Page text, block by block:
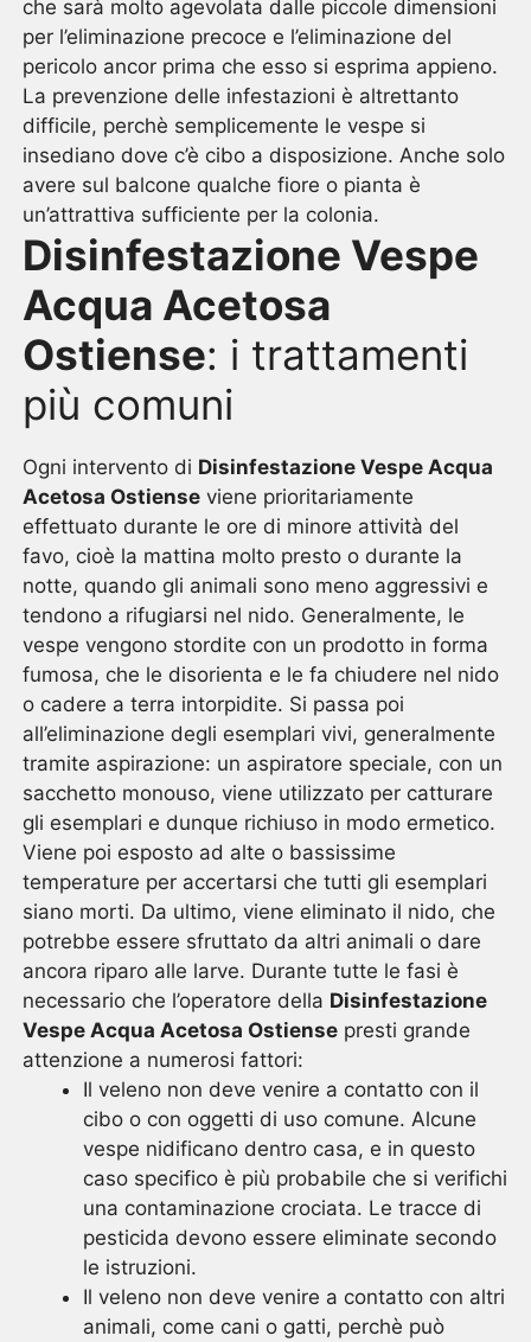
che sarà molto agevolata dalle piccole dimensioni
per l’eliminazione precoce e l’eliminazione del
pericolo ancor prima che esso si esprima appieno.
La prevenzione delle infestazioni è altrettanto
difficile, perchè semplicemente le vespe si
insediano dove c’è cibo a disposizione. Anche solo
avere sul balcone qualche fiore o pianta è
un’attrattiva sufficiente per la colonia.
Disinfestazione Vespe
Acqua Acetosa
Ostiense: i trattamenti
più comuni
Ogni intervento di Disinfestazione Vespe Acqua
Acetosa Ostiense viene prioritariamente
effettuato durante le ore di minore attività del
favo, cioè la mattina molto presto o durante la
notte, quando gli animali sono meno aggressivi e
tendono a rifugiarsi nel nido. Generalmente, le
vespe vengono stordite con un prodotto in forma
fumosa, che le disorienta e le fa chiudere nel nido
o cadere a terra intorpidite. Si passa poi
all’eliminazione degli esemplari vivi, generalmente
tramite aspirazione: un aspiratore speciale, con un
sacchetto monouso, viene utilizzato per catturare
gli esemplari e dunque richiuso in modo ermetico.
Viene poi esposto ad alte o bassissime
temperature per accertarsi che tutti gli esemplari
siano morti. Da ultimo, viene eliminato il nido, che
potrebbe essere sfruttato da altri animali o dare
ancora riparo alle larve. Durante tutte le fasi è
necessario che l’operatore della Disinfestazione
Vespe Acqua Acetosa Ostiense presti grande
attenzione a numerosi fattori:
Il veleno non deve venire a contatto con il
cibo o con oggetti di uso comune. Alcune
vespe nidificano dentro casa, e in questo
caso specifico è più probabile che si verifichi
una contaminazione crociata. Le tracce di
pesticida devono essere eliminate secondo
le istruzioni.
Il veleno non deve venire a contatto con altri
animali, come cani o gatti, perchè può